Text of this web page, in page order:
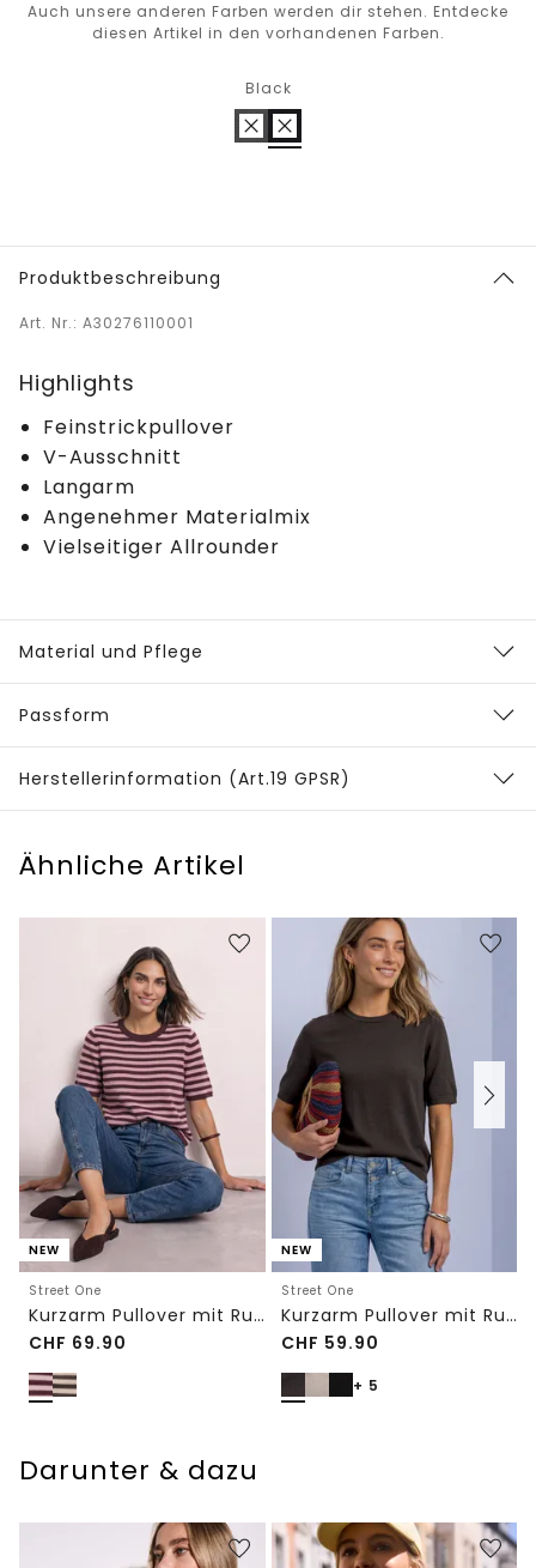
Auch unsere anderen Farben werden dir stehen. Entdecke
diesen Artikel in den vorhandenen Farben.
Black
Produktbeschreibung
Art. Nr.: A30276110001
Highlights
Feinstrickpullover
V-Ausschnitt
Langarm
Angenehmer Materialmix
Vielseitiger Allrounder
Material und Pflege
Passform
Herstellerinformation (Art.19 GPSR)
Ähnliche Artikel
NEW
Street One
Kurzarm Pullover mit Rundhals und Streifen
CHF 69.90
NEW
Street One
Kurzarm Pullover mit Rundhals in Unifarbe
CHF 59.90
+ 5
Darunter & dazu